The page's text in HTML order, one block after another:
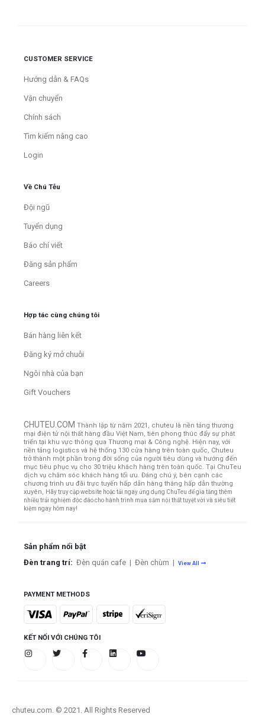
CUSTOMER SERVICE
Hướng dẫn & FAQs
Vận chuyển
Chính sách
Tìm kiếm nâng cao
Login
Về Chú Tễu
Đội ngũ
Tuyển dụng
Báo chí viết
Đăng sản phẩm
Careers
Hợp tác cùng chúng tôi
Bán hàng liên kết
Đăng ký mở chuỗi
Ngôi nhà của bạn
Gift Vouchers
CHUTEU.COM Thành lập từ năm 2021, chuteu là nền tảng thương
mại điện tử nội thất hàng đầu Việt Nam, tiên phong thúc đẩy sự phát
triển tại khu vực thông qua Thương mại & Công nghệ. Hiện nay, với
nền tảng logistics và hệ thống 130 cửa hàng trên toàn quốc, Chuteu
trở thành một phần trong đời sống của người tiêu dùng và hướng đến
mục tiêu phục vụ cho 30 triệu khách hàng trên toàn quốc. Tại ChuTeu
dịch vụ chăm sóc khách hàng tối ưu. Đáng chú ý, bên cạnh các
chương trình ưu đãi trực tuyến hấp dẫn hàng tháng hấp dẫn thường
xuyên, Hãy truy cập website hoặc tải ngay ứng dụng ChuTeu để gia tăng thêm
nhiều trải nghiệm độc đáo cho hành trình mua sắm nội thất tuyệt vời và siêu tiết
kiệm ngay hôm nay!
Sản phẩm nổi bật
Đèn trang trí: Đèn quán cafe | Đèn chùm | View All
PAYMENT METHODS
KẾT NỐI VỚI CHÚNG TÔI
chuteu.com. © 2021. All Rights Reserved